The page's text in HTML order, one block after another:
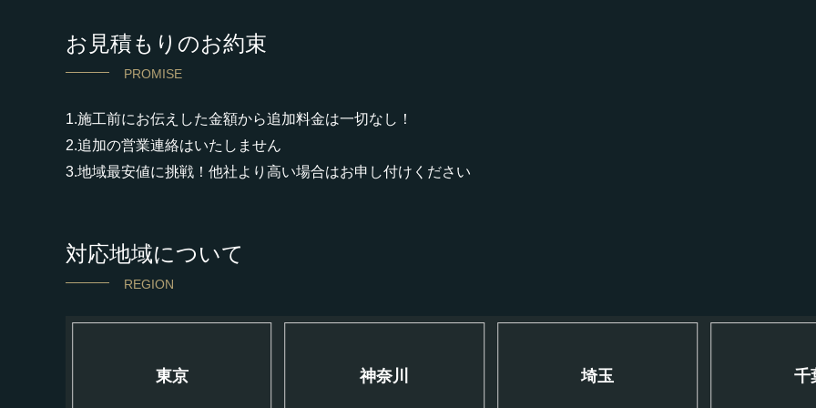
お見積もりのお約束
PROMISE
1.施工前にお伝えした金額から追加料金は一切なし！
2.追加の営業連絡はいたしません
3.地域最安値に挑戦！他社より高い場合はお申し付けください
対応地域について
REGION
東京 神奈川 埼玉 千